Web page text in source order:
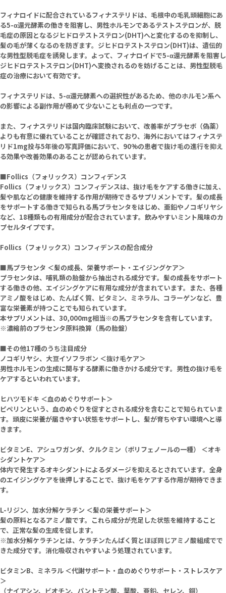
フィナロイドに配合されているフィナステリドは、毛根中の毛乳頭細胞にあ
る5-α還元酵素の働きを阻害し、男性ホルモンであるテストステロンが、脱
毛症の原因となるジヒドロテストステロン(DHT)へと変化するのを抑制し、
髪の毛が薄くなるのを防ぎます。ジヒドロテストステロン(DHT)は、遺伝的
な男性型脱毛症を誘発します。よって、フィナロイドで5-α還元酵素を阻害し
ジヒドロテストステロン(DHT)へ変換されるのを妨げることは、男性型脱毛
症の治療において有効です。
フィナステリドは、5-α還元酵素への選択性があるため、他のホルモン系へ
の影響による副作用が極めて少ないことも利点の一つです。
また、フィナステリドは国内臨床試験において、改善率がプラセボ（偽薬）
よりも有意に優れていることが確認されており、海外においてはフィナステ
リド1mg投与5年後の写真評価において、90%の患者で抜け毛の進行を抑え
る効果や改善効果のあることが認められています。
■Follics（フォリックス）コンフィデンス
Follics（フォリックス）コンフィデンスは、抜け毛をケアする働きに加え、
髪や肌などの健康を維持する作用が期待できるサプリメントです。髪の成長
をサポートする働きで知られる馬プラセンタをはじめ、亜鉛やノコギリヤシ
など、18種類もの有用成分が配合されています。飲みやすいミント風味のカ
プセルタイプです。
Follics（フォリックス）コンフィデンスの配合成分
■馬プラセンタ ＜髪の成長、栄養サポート・エイジングケア＞
プラセンタは、哺乳類の胎盤から抽出される成分です。髪の成長をサポート
する働きの他、エイジングケアに有用な成分が含まれています。また、各種
アミノ酸をはじめ、たんぱく質、ビタミン、ミネラル、コラーゲンなど、豊
富な栄養素が持つことでも知られています。
本サプリメントは、30,000mg相当※の馬プラセンタを含有しています。
※濃縮前のプラセンタ原料換算（馬の胎盤）
■その他17種のうち注目成分
ノコギリヤシ、大豆イソフラボン ＜抜け毛ケア＞
男性ホルモンの生成に関与する酵素に働きかける成分です。男性の抜け毛を
ケアするといわれています。
ヒハツモドキ ＜血のめぐりサポート＞
ピペリンという、血のめぐりを促すとされる成分を含むことで知られていま
す。頭皮に栄養が届きやすい状態をサポートし、髪が育ちやすい環境へと導
きます。
ビタミンE、アシュワガンダ、クルクミン（ポリフェノールの一種）
＜オキ
シダントケア＞
体内で発生するオキシダントによるダメージを抑えるとされています。全身
のエイジングケアを後押しすることで、抜け毛をケアする作用が期待できま
す。
L-リジン、加水分解ケラチン ＜髪の栄養サポート＞
髪の原料となるアミノ酸です。これら成分が充足した状態を維持すること
で、正常な髪の生成を促します。
※加水分解ケラチンとは、ケラチンたんぱく質とほぼ同じアミノ酸組成でで
きた成分です。消化吸収されやすいよう処理されています。
ビタミンB、ミネラル ＜代謝サポート・血のめぐりサポート・ストレスケア
＞
（ナイアシン、ビオチン、パントテン酸、葉酸、亜鉛、セレン、銅）